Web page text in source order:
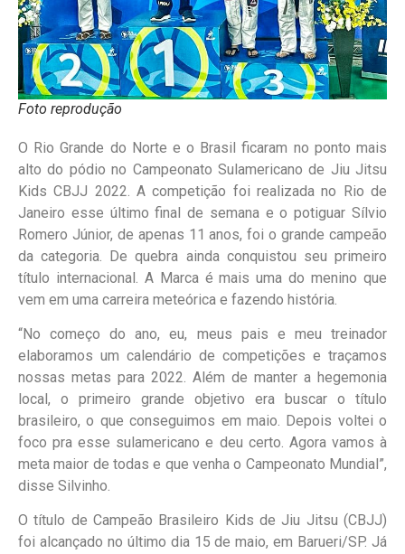
Foto reprodução
O Rio Grande do Norte e o Brasil ficaram no ponto mais
alto do pódio no Campeonato Sulamericano de Jiu Jitsu
Kids CBJJ 2022. A competição foi realizada no Rio de
Janeiro esse último final de semana e o potiguar Sílvio
Romero Júnior, de apenas 11 anos, foi o grande campeão
da categoria. De quebra ainda conquistou seu primeiro
título internacional. A Marca é mais uma do menino que
vem em uma carreira meteórica e fazendo história.
“No começo do ano, eu, meus pais e meu treinador
elaboramos um calendário de competições e traçamos
nossas metas para 2022. Além de manter a hegemonia
local, o primeiro grande objetivo era buscar o título
brasileiro, o que conseguimos em maio. Depois voltei o
foco pra esse sulamericano e deu certo. Agora vamos à
meta maior de todas e que venha o Campeonato Mundial”,
disse Silvinho.
O título de Campeão Brasileiro Kids de Jiu Jitsu (CBJJ)
foi alcançado no último dia 15 de maio, em Barueri/SP. Já